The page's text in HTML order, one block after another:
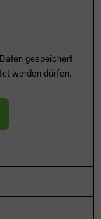
gespeichert
werden dürfen.